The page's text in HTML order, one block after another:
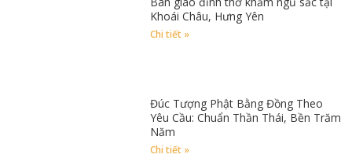
Khoái Châu, Hưng Yên
Chi tiết »
Đúc Tượng Phật Bằng Đồng Theo
Yêu Cầu: Chuẩn Thần Thái, Bền Trăm
Năm
Chi tiết »